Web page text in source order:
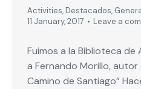
Activities, Destacados,
11 January, 2017
Leave a
Fuimos a la Biblioteca
a Fernando Morillo, autor
Camino de Santiago”